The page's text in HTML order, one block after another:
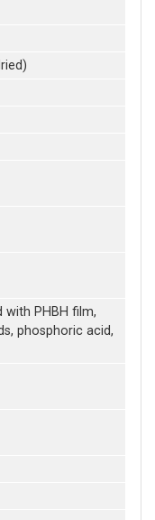
with PHBH film,
phosphoric acid,